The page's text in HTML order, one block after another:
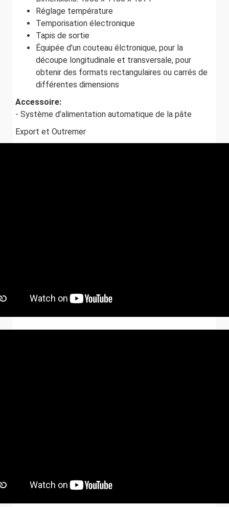
Réglage température
Temporisation électronique
Tapis de sortie
Équipée d'un couteau élctronique, pour la
découpe longitudinale et transversale, pour
obtenir des formats rectangulaires ou carrés de
différentes dimensions
Accessoire:
- Système d’alimentation automatique de la pâte
Export et Outremer